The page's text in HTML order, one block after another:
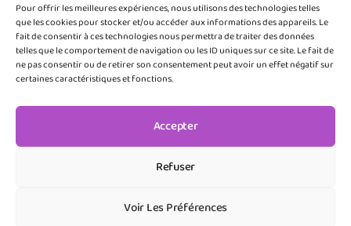
Pour offrir les meilleures expériences, nous utilisons des technologies telles
que les cookies pour stocker et/ou accéder aux informations des appareils. Le
fait de consentir à ces technologies nous permettra de traiter des données
telles que le comportement de navigation ou les ID uniques sur ce site. Le fait de
ne pas consentir ou de retirer son consentement peut avoir un effet négatif sur
certaines caractéristiques et fonctions.
Accepter
Refuser
Voir Les Préférences
Charger plus
contact@spaceup-deco.fr
+33 (0)6.71.48.77.95
50690 SidevilleFRANCE